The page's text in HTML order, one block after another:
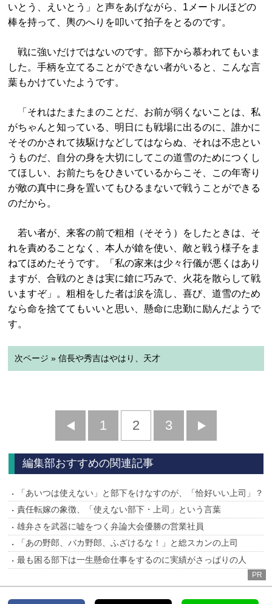
いとう、えいとう」と声をあげながら、1メートルほどの
棒を持って、輿のへりを叩いて拍子をとるのです。
戦に強いだけではないのです。部下から慕われてもいま
した。手柄を立てることができない者がいると、こんな言
葉もかけていたようです。
「それはたまたまのことだ、お前が弱くないことは、私
がちゃんと知っている、明日にも戦場に出るのに、誰かに
そそのかされて抜駆けなどしてはならぬ、それは不忠とい
うものだ、自分の身を大切にしてこの道雪のためにつくし
てほしい、お前たちをひきいているからこそ、この年寄り
が敵の真中に身を置いてもひるまないで戦うことができる
のだから。
若い者が、来客の前で粗相（そそう）をしたときは、そ
れを責めることなく、本人が鎗を使い、敵と戦う様子をま
ねてほめたそうです。「私の家来は少々行儀が悪くはあり
ますが、合戦のときは実に鎗に巧みで、火花を散らして戦
いますぞ」。粗相をした者は涙を流し、喜び、道雪のため
なら命を捨ててもいいと思い、懸命に忠勤に励んだようで
す。
次ページ » 信長や秀吉はやはり、天才
前
へ
1 2 3
へ
編集部おすすめの関連記事
「あいつは使えない」と部下をけなすのが、「恰好いい上司」？
責任転嫁の象徴、「使えない部下・上司」という言葉
雄弁さを武器に嘘をつく弁論大会優勝の営業社員
「あの野郎、バカ野郎、ふざけるな！」と総スカンの上司
最も困る部下は一生懸命仕事をするのに実績がさっぱりの人
PR